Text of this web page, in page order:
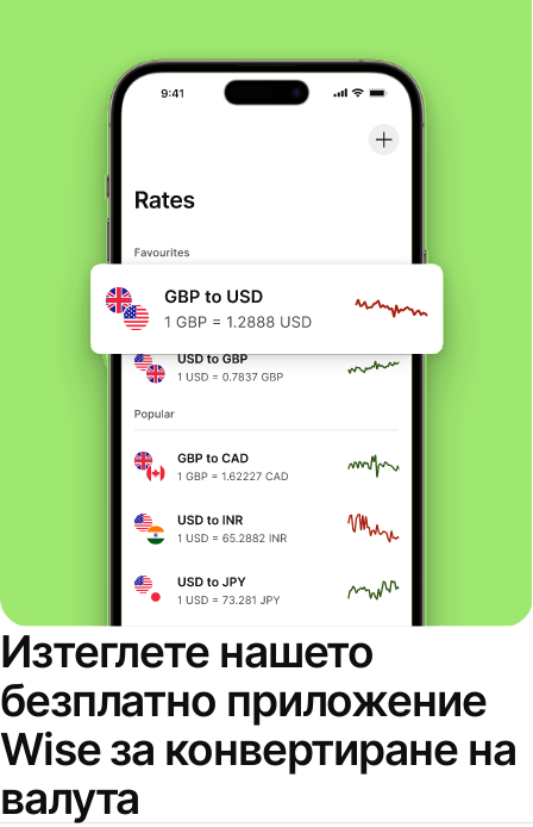
Изтеглете нашето
безплатно приложение
Wise за конвертиране на
валута